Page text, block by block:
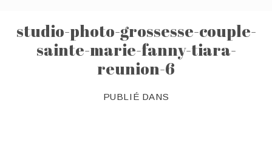
studio-photo-grossesse-couple-
sainte-marie-fanny-tiara-
reunion-6
PUBLIÉ DANS